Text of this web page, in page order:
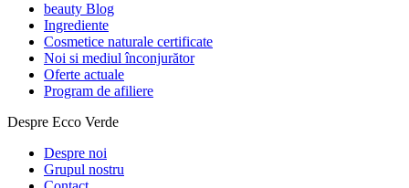
beauty Blog
Ingrediente
Cosmetice naturale certificate
Noi si mediul înconjurător
Oferte actuale
Program de afiliere
Despre Ecco Verde
Despre noi
Grupul nostru